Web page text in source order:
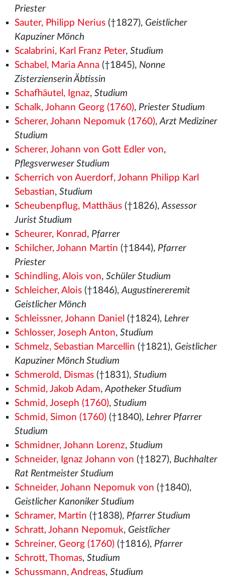
Priester
Sauter, Philipp Nerius(†1827), Geistlicher
Kapuziner Mönch
Scalabrini, Karl Franz Peter, Studium
Schabel, Maria Anna(†1845), Nonne
Zisterzienserin Äbtissin
Schafhäutel, Ignaz, Studium
Schalk, Johann Georg (1760), Priester Studium
Scherer, Johann Nepomuk (1760),Arzt Mediziner
Studium
Scherer, Johann von Gott Edler von,
Pflegsverweser Studium
Scherrich von Auerdorf, Johann Philipp Karl
Sebastian, Studium
Scheubenpflug, Matthäus(†1826),Assessor
Jurist Studium
Scheurer, Konrad , Pfarrer
Schilcher, Johann Martin (†1844), Pfarrer
Priester
Schindling, Alois von, Schüler Studium
Schleicher, Alois(†1846),Augustinereremit
Geistlicher Mönch
Schleissner, Johann Daniel (†1824), Lehrer
Schlosser, Joseph Anton, Studium
Schmelz, Sebastian Marcellin (†1821), Geistlicher
Kapuziner Mönch Studium
Schmerold, Dismas(†1831), Studium
Schmid, Jakob Adam,Apotheker Studium
Schmid, Joseph (1760), Studium
Schmid, Simon (1760)(†1840), Lehrer Pfarrer
Studium
Schmidner, Johann Lorenz, Studium
Schneider, Ignaz Johann von (†1827), Buchhalter
Rat Rentmeister Studium
Schneider, Johann Nepomuk von (†1840),
Geistlicher Kanoniker Studium
Schramer, Martin (†1838), Pfarrer Studium
Schratt, Johann Nepomuk, Geistlicher
Schreiner, Georg (1760)(†1816), Pfarrer
Schrott, Thomas, Studium
Schussmann, Andreas, Studium